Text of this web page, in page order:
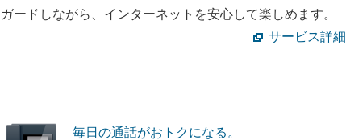
ガードしながら、インターネットを安心して楽しめます。
サービス詳細
毎日の通話がおトクになる。